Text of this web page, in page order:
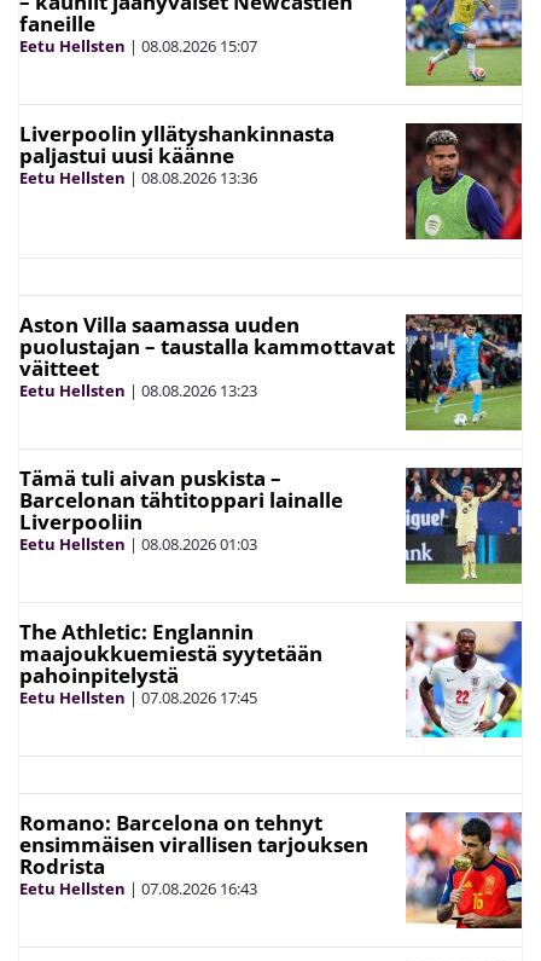
faneille
Eetu Hellsten | 08.08.2026 15:07
Liverpoolin yllätyshankinnasta
paljastui uusi käänne
Eetu Hellsten | 08.08.2026 13:36
Aston Villa saamassa uuden
puolustajan – taustalla kammottavat
väitteet
Eetu Hellsten | 08.08.2026 13:23
Tämä tuli aivan puskista –
Barcelonan tähtitoppari lainalle
Liverpooliin
Eetu Hellsten | 08.08.202601:03
The Athletic: Englannin
maajoukkuemiestä syytetään
pahoinpitelystä
Eetu Hellsten | 07.08.2026 17:45
Romano: Barcelona on tehnyt
ensimmäisen virallisen tarjouksen
Rodrista
Eetu Hellsten | 07.08.2026 16:43